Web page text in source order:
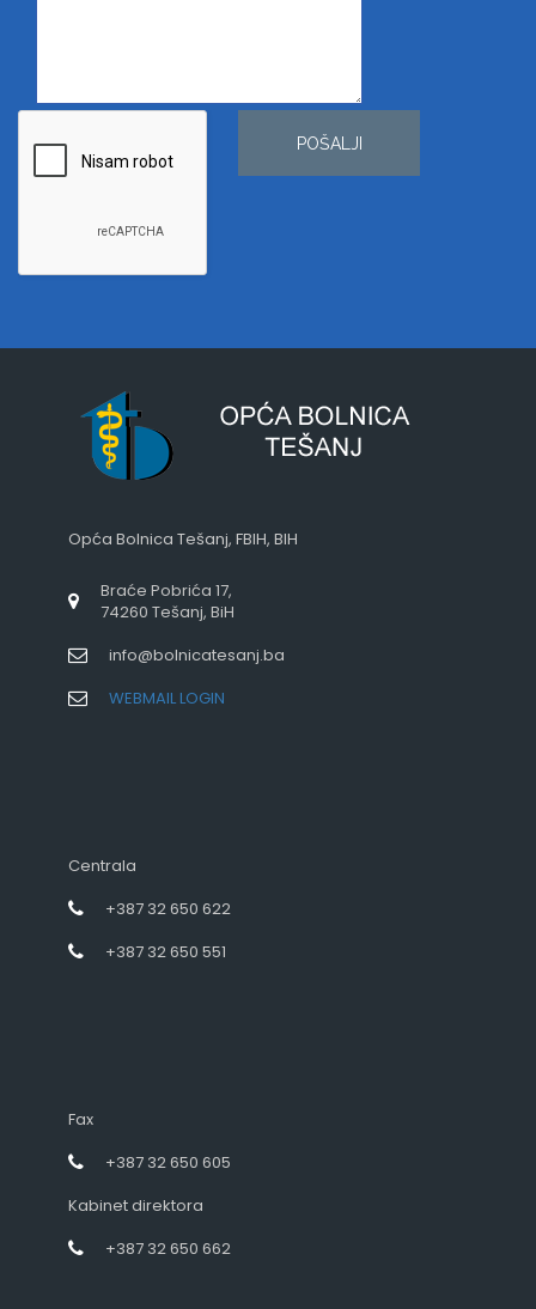
POŠALJI
Opća Bolnica Tešanj, FBIH, BIH
Braće Pobrića 17,
74260 Tešanj, BiH
info@bolnicatesanj.ba
WEBMAIL LOGIN
Centrala
+387 32 650 622
+387 32 650 551
Fax
+387 32 650 605
Kabinet direktora
+387 32 650 662